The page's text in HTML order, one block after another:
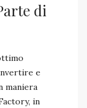
di
e
maniera
in